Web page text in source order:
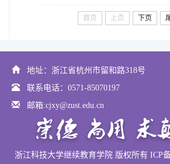
首页 上页 下页
地址：浙江省杭州市留和路318号
联系电话：0571-85070197
邮箱:cjxy@zust.edu.cn
浙江科技大学继续教育学院 版权所有 ICP